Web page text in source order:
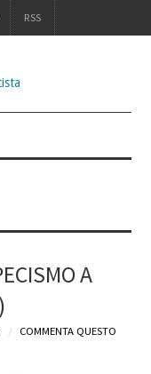
RSS
A
COMMENTA QUESTO